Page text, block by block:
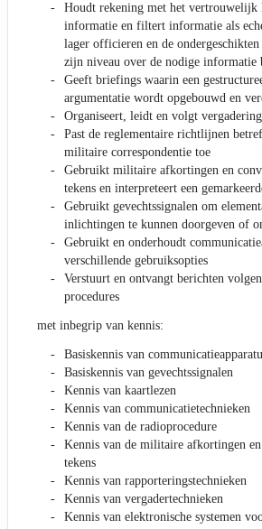
Houdt rekening met het vertrouwelijk
informatie en filtert informatie als
lager officieren en de
zijn niveau over de nodige informatie
Geeft briefings waarin een
argumentatie wordt opgebouwd en
Organiseert, leidt en volgt
Past de reglementaire richtlijnen
militaire correspondentie toe
Gebruikt militaire afkortingen en
tekens en interpreteert een
Gebruikt gevechtssignalen om
inlichtingen te kunnen doorgeven of
Gebruikt en onderhoudt
verschillende gebruiksopties
Verstuurt en ontvangt berichten
procedures
met inbegrip van kennis:
Basiskennis van
Basiskennis van gevechtssignalen
Kennis van kaartlezen
Kennis van communicatietechnieken
Kennis van de radioprocedure
Kennis van de militaire afkortingen
tekens
Kennis van rapporteringstechnieken
Kennis van vergadertechnieken
Kennis van elektronische systemen